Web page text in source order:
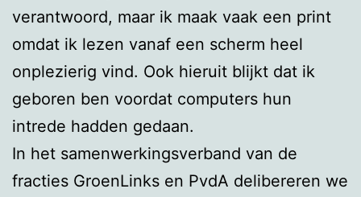
verantwoord, maar ik maak vaak een print
omdat ik lezen vanaf een scherm heel
onplezierig vind. Ook hieruit blijkt dat ik
geboren ben voordat computers hun
intrede hadden gedaan.
In het samenwerkingsverband van de
fracties GroenLinks en PvdA delibereren we